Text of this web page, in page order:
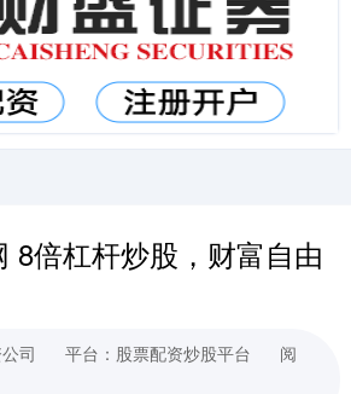
8倍杠杆炒股，财富自由
司 平台：股票配资炒股平台
阅